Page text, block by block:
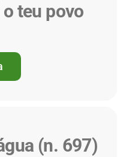
teu povo
(n. 697)